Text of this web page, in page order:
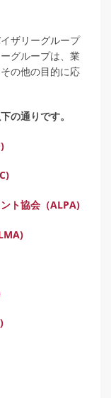
ザリーグループ
グループは、業
の他の目的に応
の通りです。
ト協会（ALPA)